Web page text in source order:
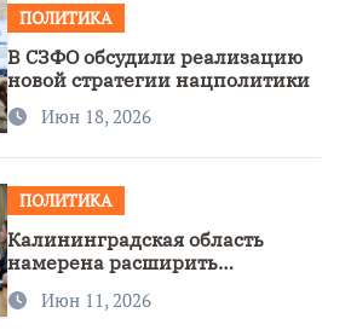
ПОЛИТИКА
В СЗФО обсудили реализацию
новой стратегии нацполитики
Июн 18, 2026
ПОЛИТИКА
Калининградская область
намерена расширить
сотрудничество с Узбекистаном
Июн 11, 2026